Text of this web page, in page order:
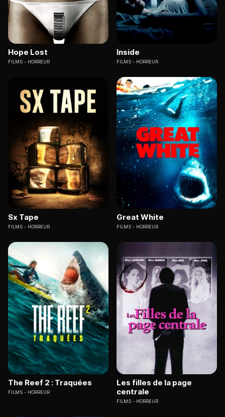
Hope Lost
FILMS HORREUR
Inside
FILMS HORREUR
Sx Tape
FILMS HORREUR
Great White
FILMS HORREUR
The Reef 2 : Traquées
FILMS HORREUR
Les filles de la page
centrale
FILMS HORREUR